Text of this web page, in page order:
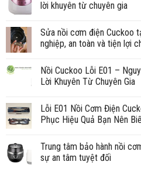
lời khuyên từ chuyên gia
Sửa nồi cơm điện Cuckoo
nghiệp, an toàn và tiện lợi
Nồi Cuckoo Lỗi E01 –
Lời Khuyên Từ Chuyên Gia
Lỗi E01 Nồi Cơm Điện
Phục Hiệu Quả Bạn Nên
Trung tâm bảo hành nồi
sự an tâm tuyệt đối